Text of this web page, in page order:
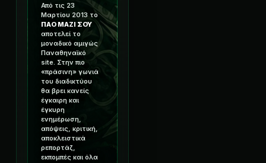
Από τις 23
Μαρτίου 2013 το
ΠΑΟ ΜΑΖΙ ΣΟΥ
αποτελεί το
μοναδικό αμιγώς
Παναθηναϊκό
site. Στην πιο
«πράσινη» γωνιά
του διαδικτύου
θα βρει κανείς
έγκαιρη και
έγκυρη
ενημέρωση,
απόψεις, κριτική,
αποκλειστικά
ρεπορτάζ,
εκπομπές και όλα